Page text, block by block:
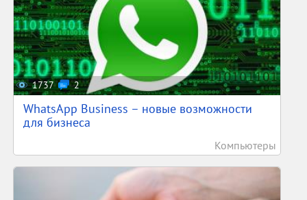
1737 2
WhatsApp Business – новые возможности
для бизнеса
Компьютеры